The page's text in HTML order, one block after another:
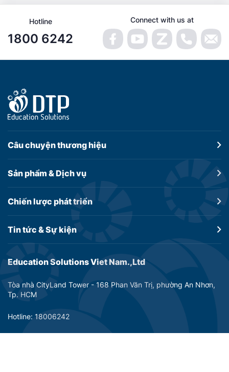
Hotline
1800 6242
Connect with us at
Education Solutions Viet Nam.,Ltd
Tòa nhà CityLand Tower - 168 Phan Văn Trị, phường An Nhơn,
Tp. HCM
Hotline: 18006242
Câu chuyệnthương hiệu
Sản phẩm &Dịch vụ
Chiến lược phát triển
Tin tức &Sự kiện